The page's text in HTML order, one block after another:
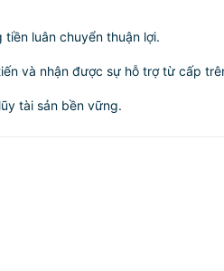
luân chuyển thuận lợi.
và nhận được sự hỗ trợ từ cấp
tài sản bền vững.